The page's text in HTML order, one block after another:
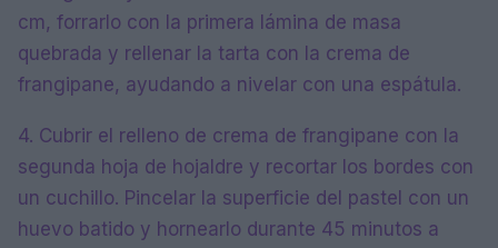
cm, forrarlo con la primera lámina de masa
quebrada y rellenar la tarta con la crema de
frangipane, ayudando a nivelar con una espátula.
4. Cubrir el relleno de crema de frangipane con la
segunda hoja de hojaldre y recortar los bordes con
un cuchillo. Pincelar la superficie del pastel con un
huevo batido y hornearlo durante 45 minutos a